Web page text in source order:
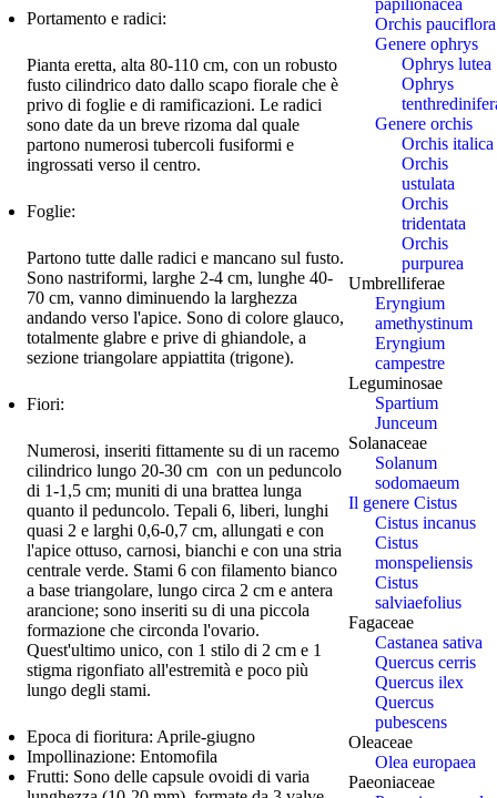
Portamento e radici:
Pianta eretta, alta 80-110 cm, con un robusto
fusto cilindrico dato dallo scapo fiorale che è
privo di foglie e di ramificazioni. Le radici
sono date da un breve rizoma dal quale
partono numerosi tubercoli fusiformi e
ingrossati verso il centro.
Foglie:
Partono tutte dalle radici e mancano sul fusto.
Sono nastriformi, larghe 2-4 cm, lunghe 40-
70 cm, vanno diminuendo la larghezza
andando verso l'apice. Sono di colore glauco,
totalmente glabre e prive di ghiandole, a
sezione triangolare appiattita (trigone).
Fiori:
Numerosi, inseriti fittamente su di un racemo
cilindrico lungo 20-30 cm con un peduncolo
di 1-1,5 cm; muniti di una brattea lunga
quanto il peduncolo. Tepali 6, liberi, lunghi
quasi 2 e larghi 0,6-0,7 cm, allungati e con
l'apice ottuso, carnosi, bianchi e con una stria
centrale verde. Stami 6 con filamento bianco
a base triangolare, lungo circa 2 cm e antera
arancione; sono inseriti su di una piccola
formazione che circonda l'ovario.
Quest'ultimo unico, con 1 stilo di 2 cm e 1
stigma rigonfiato all'estremità e poco più
lungo degli stami.
Epoca di fioritura: Aprile-giugno
Impollinazione: Entomofila
Frutti: Sono delle capsule ovoidi di varia
Orchis pauciflora
Genere ophrys
Ophrys lutea
Ophrys
Genere orchis
Orchis italica
Orchis
ustulata
Orchis
tridentata
Orchis
purpurea
Umbrelliferae
Eryngium
amethystinum
Eryngium
campestre
Leguminosae
Spartium
Junceum
Solanaceae
Solanum
sodomaeum
Il genere Cistus
Cistus incanus
Cistus
monspeliensis
Cistus
salviaefolius
Fagaceae
Castanea sativa
Quercus cerris
Quercus ilex
Quercus
pubescens
Oleaceae
Olea europaea
Paeoniaceae